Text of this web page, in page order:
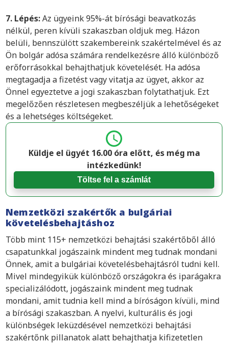
7. Lépés:Az ügyeink 95%-át bírósági beavatkozás
nélkül, peren kívüli szakaszban oldjuk meg. Házon
belüli, bennszülött szakembereink szakértelmével és az
Ön bolgár adósa számára rendelkezésre álló különböző
erőforrásokkal behajthatjuk követelését. Ha adósa
megtagadja a fizetést vagy vitatja az ügyet, akkor az
Önnel egyeztetve a jogi szakaszban folytathatjuk. Ezt
megelőzően részletesen megbeszéljük a lehetőségeket
és a lehetséges költségeket.
Küldje el ügyét 16.00 óra előtt, és még ma
intézkedünk!
Töltse fel a számlát
Nemzetközi szakértők a bulgáriai
követelésbehajtáshoz
Több mint 115+ nemzetközi behajtási szakértőből álló
csapatunkkal jogászaink mindent meg tudnak mondani
Önnek, amit a bulgáriai követelésbehajtásról tudni kell.
Mivel mindegyikük különböző országokra és iparágakra
specializálódott, jogászaink mindent meg tudnak
mondani, amit tudnia kell mind a bíróságon kívüli, mind
a bírósági szakaszban. A nyelvi, kulturális és jogi
különbségek leküzdésével nemzetközi behajtási
szakértőnk pillanatok alatt behajthatja kifizetetlen